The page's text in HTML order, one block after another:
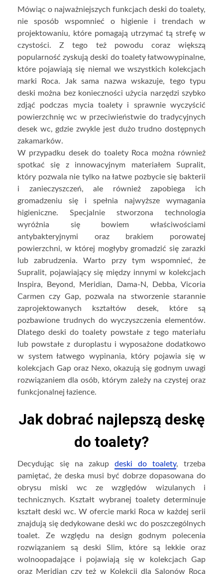
Mówiąc o najważniejszych funkcjach deski do toalety,
nie sposób wspomnieć o higienie i trendach w
projektowaniu, które pomagają utrzymać tą strefę w
czystości. Z tego też powodu coraz większą
popularność zyskują deski do toalety łatwowypinalne,
które pojawiają się niemal we wszystkich kolekcjach
marki Roca. Jak sama nazwa wskazuje, tego typu
deski można bez konieczności użycia narzędzi szybko
zdjąć podczas mycia toalety i sprawnie wyczyścić
powierzchnię wc w przeciwieństwie do tradycyjnych
desek wc, gdzie zwykle jest dużo trudno dostępnych
zakamarków.
W przypadku desek do toalety Roca można również
spotkać się z innowacyjnym materiałem Supralit,
który pozwala nie tylko na łatwe pozbycie się bakterii
i zanieczyszczeń, ale również zapobiega ich
gromadzeniu się i spełnia najwyższe wymagania
higieniczne. Specjalnie stworzona technologia
wyróżnia się bowiem właściwościami
antybakteryjnymi oraz brakiem porowatej
powierzchni, w której mogłyby gromadzić się zarazki
lub zabrudzenia. Warto przy tym wspomnieć, że
Supralit, pojawiający się między innymi w kolekcjach
Inspira, Beyond, Meridian, Dama-N, Debba, Vicoria
Carmen czy Gap, pozwala na stworzenie starannie
zaprojektowanych kształtów desek, które są
pozbawione trudnych do wyczyszczenia elementów.
Dlatego deski do toalety powstałe z tego materiału
lub powstałe z duroplastu i wyposażone dodatkowo
w system łatwego wypinania, który pojawia się w
kolekcjach Gap oraz Nexo, okazują się godnym uwagi
rozwiązaniem dla osób, którym zależy na czystej oraz
funkcjonalnej łazience.
Jak dobrać najlepszą deskę
do toalety?
Decydując się na zakup deski do toalety, trzeba
pamiętać, że deska musi być dobrze dopasowana do
obrysu miski wc ze względów wizulanych i
technicznych. Kształt wybranej toalety determinuje
kształt deski wc. W ofercie marki Roca w każdej serii
znajdują się dedykowane deski wc do poszczególnych
toalet. Ze względu na design godnym polecenia
rozwiązaniem są deski Slim, które są lekkie oraz
wolnoopadające i pojawiają się w kolekcjach Gap
oraz Meridian czy też w Kolekcji dla Salonów Roca